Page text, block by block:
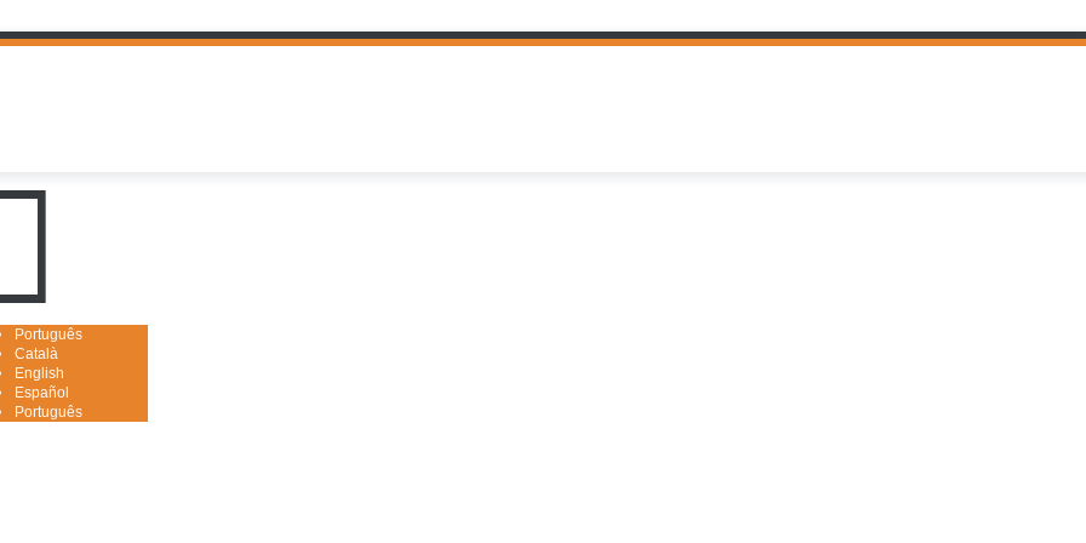
Português
Català
English
Español
Português